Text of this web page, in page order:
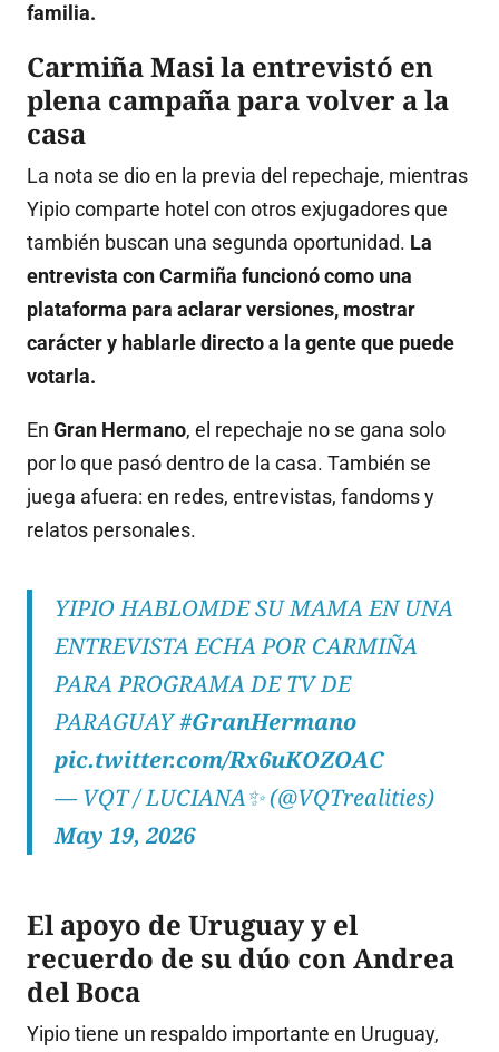
familia.
Carmiña Masi la entrevistó en
plena campaña para volver a la
casa
La nota se dio en la previa del repechaje, mientras
Yipio comparte hotel con otros exjugadores que
también buscan una segunda oportunidad. La
entrevista con Carmiña funcionó como una
plataforma para aclarar versiones, mostrar
carácter y hablarle directo a la gente que puede
votarla.
En Gran Hermano, el repechaje no se gana solo
por lo que pasó dentro de la casa. También se
juega afuera: en redes, entrevistas, fandoms y
relatos personales.
YIPIO HABLOMDE SU MAMA EN UNA
ENTREVISTA ECHA POR CARMIÑA
PARA PROGRAMA DE TV DE
PARAGUAY#GranHermano
pic.twitter.com/Rx6uKOZOAC
— VQT / LUCIANA✨️ (@VQTrealities)
May 19, 2026
El apoyo de Uruguay y el
recuerdo de su dúo con Andrea
del Boca
Yipio tiene un respaldo importante en Uruguay,